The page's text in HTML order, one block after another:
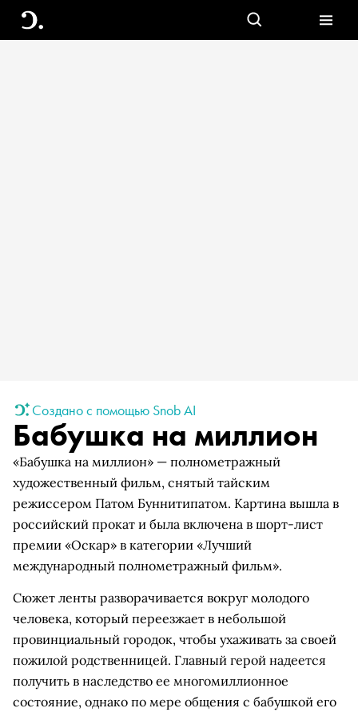
Создано с помощью Snob AI
Бабушка на миллион
«Бабушка на миллион» — полнометражный
художественный фильм, снятый тайским
режиссером Патом Буннитипатом. Картина вышла в
российский прокат и была включена в шорт-лист
премии «Оскар» в категории «Лучший
международный полнометражный фильм».
Сюжет ленты разворачивается вокруг молодого
человека, который переезжает в небольшой
провинциальный городок, чтобы ухаживать за своей
пожилой родственницей. Главный герой надеется
получить в наследство ее многомиллионное
состояние, однако по мере общения с бабушкой его